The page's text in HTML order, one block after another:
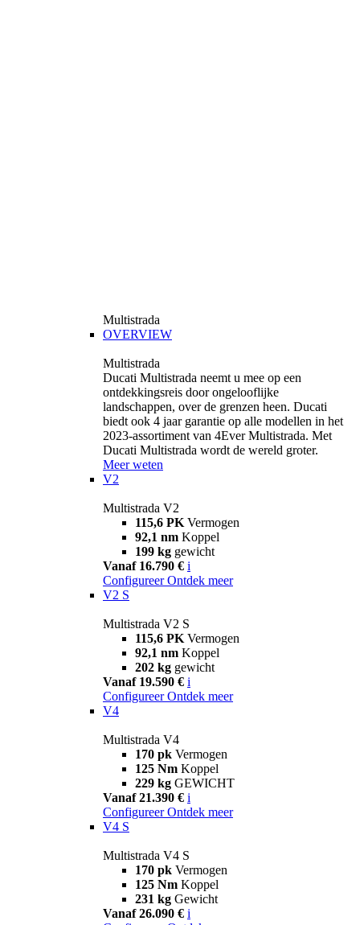
Multistrada
OVERVIEW
Multistrada
Ducati Multistrada neemt u mee op een
ontdekkingsreis door ongelooflijke
landschappen, over de grenzen heen. Ducati
biedt ook 4 jaar garantie op alle modellen in het
2023-assortiment van 4Ever Multistrada. Met
Ducati Multistrada wordt de wereld groter.
Meer weten
V2
Multistrada V2
115,6 PK Vermogen
92,1 nm Koppel
199 kg gewicht
Vanaf 16.790 € i
Configureer Ontdek meer
V2 S
Multistrada V2 S
115,6 PK Vermogen
92,1 nm Koppel
202 kg gewicht
Vanaf 19.590 € i
Configureer Ontdek meer
V4
Multistrada V4
170 pk Vermogen
125 Nm Koppel
229 kg GEWICHT
Vanaf 21.390 € i
Configureer Ontdek meer
V4 S
Multistrada V4 S
170 pk Vermogen
125 Nm Koppel
231 kg Gewicht
Vanaf 26.090 € i